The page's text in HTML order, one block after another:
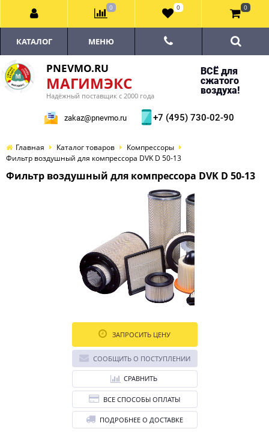
PNEVMO.RU
МАГИМЭКС
Надёжный поставщик с 2000 года
ВСЁ для
сжатого
воздуха!
zakaz@pnevmo.ru +7 (495) 730-02-90
КАТАЛОГ МЕНЮ
Главная Каталог товаров
Компрессоры
Фильтр воздушный для компрессора DVK D 50-13
Фильтр воздушный для компрессора DVK D 50-13
ЗАПРОСИТЬ ЦЕНУ
СООБЩИТЬ О ПОСТУПЛЕНИИ
СРАВНИТЬ
ВСЕ СПОСОБЫ ОПЛАТЫ
ПОДРОБНЕЕ О ДОСТАВКЕ
0 0 0